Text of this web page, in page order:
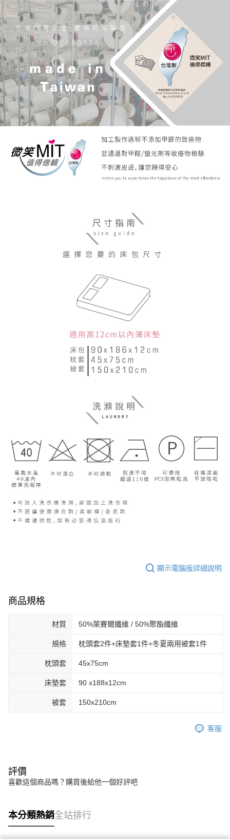
顯示電腦版詳細說明
商品規格
材質 50%萊賽爾纖維 / 50%聚酯纖維
規格 枕頭套2件+床墊套1件+冬夏兩用被套1件
枕頭套 45x75cm
床墊套 90 x188x12cm
被套 150x210cm
客服
評價
喜歡這個商品嗎？購買後給他一個好評吧
本分類熱銷全站排行